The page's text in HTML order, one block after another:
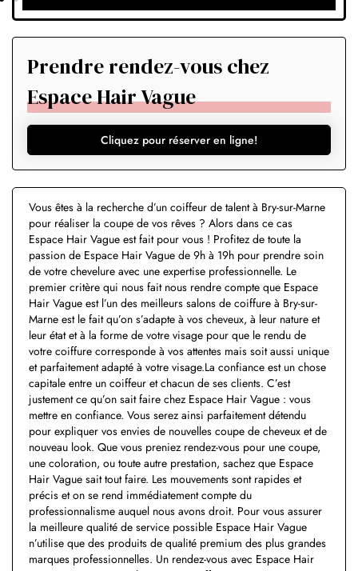
Prendre rendez-vous chez
Espace Hair Vague
Cliquez pour réserver en ligne!
Vous êtes à la recherche d’un coiffeur de talent à Bry-sur-Marne
pour réaliser la coupe de vos rêves ? Alors dans ce cas
Espace Hair Vague est fait pour vous ! Profitez de toute la
passion de Espace Hair Vague de 9h à 19h pour prendre soin
de votre chevelure avec une expertise professionnelle. Le
premier critère qui nous fait nous rendre compte que Espace
Hair Vague est l’un des meilleurs salons de coiffure à Bry-sur-
Marne est le fait qu’on s’adapte à vos cheveux, à leur nature et
leur état et à la forme de votre visage pour que le rendu de
votre coiffure corresponde à vos attentes mais soit aussi unique
et parfaitement adapté à votre visage.La confiance est un chose
capitale entre un coiffeur et chacun de ses clients. C’est
justement ce qu’on sait faire chez Espace Hair Vague : vous
mettre en confiance. Vous serez ainsi parfaitement détendu
pour expliquer vos envies de nouvelles coupe de cheveux et de
nouveau look. Que vous preniez rendez-vous pour une coupe,
une coloration, ou toute autre prestation, sachez que Espace
Hair Vague sait tout faire. Les mouvements sont rapides et
précis et on se rend immédiatement compte du
professionnalisme auquel nous avons droit. Pour vous assurer
la meilleure qualité de service possible Espace Hair Vague
n’utilise que des produits de qualité premium des plus grandes
marques professionnelles. Un rendez-vous avec Espace Hair